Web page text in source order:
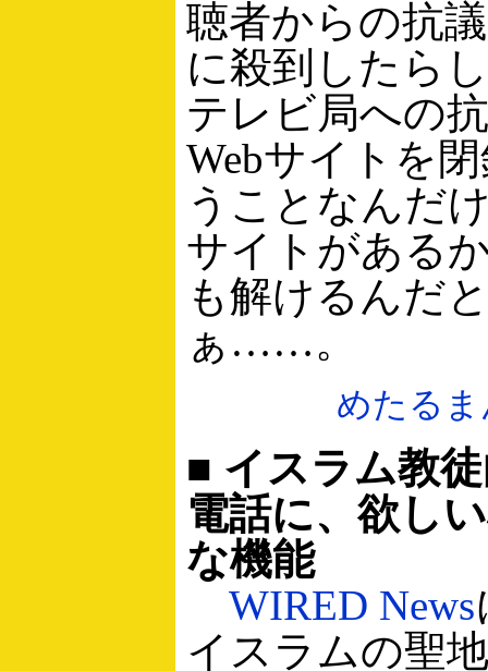
聴者からの抗
に殺到したら
テレビ局への
Webサイトを
うことなんだ
サイトがある
も解けるんだ
ぁ……。
めたる
■ イスラム教
電話に、欲し
な機能
WIRED News
イスラムの聖